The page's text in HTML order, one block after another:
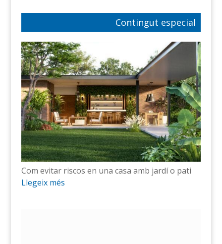
Contingut especial
Com evitar riscos en una casa amb jardí o pati
Llegeix més